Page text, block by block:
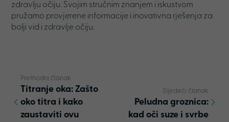
zdravlju očiju. Svojim stručnim znanjem i iskustvom
pružamo provjerene informacije i inovativna rješenja za
bolji vid i zdravlje očiju.
Prethodni članak
Titranje oka: Zašto
oko titra i kako
zaustaviti ovu
Sljedeći članak
Peludna groznica:
kad oči suze i svrbe